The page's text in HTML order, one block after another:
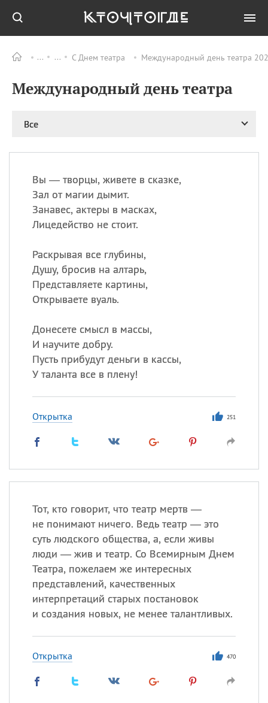
С Днем театра Международный день театра
Международный день театра
Все
Вы — творцы, живете в сказке,
Зал от магии дымит.
Занавес, актеры в масках,
Лицедейство не стоит.
Раскрывая все глубины,
Душу, бросив на алтарь,
Представляете картины,
Открываете вуаль.
Донесете смысл в массы,
И научите добру.
Пусть прибудут деньги в кассы,
У таланта все в плену!
Открытка 251
Тот, кто говорит, что театр мертв —
не понимают ничего. Ведь театр — это
суть людского общества, а, если живы
люди — жив и театр. Со Всемирным Днем
Театра, пожелаем же интересных
представлений, качественных
интерпретаций старых постановок
и создания новых, не менее талантливых.
Открытка 470
ПРАЗДНИКИ Все
11.08 Рождество святителя
Николая Чудотворца
праздник
жертвоприношения
12.08 День
Военно‑воздушных сил
ИМЕНА
Сегодня празднуют именины
Акакий
Посмотреть значениеи
происхождение